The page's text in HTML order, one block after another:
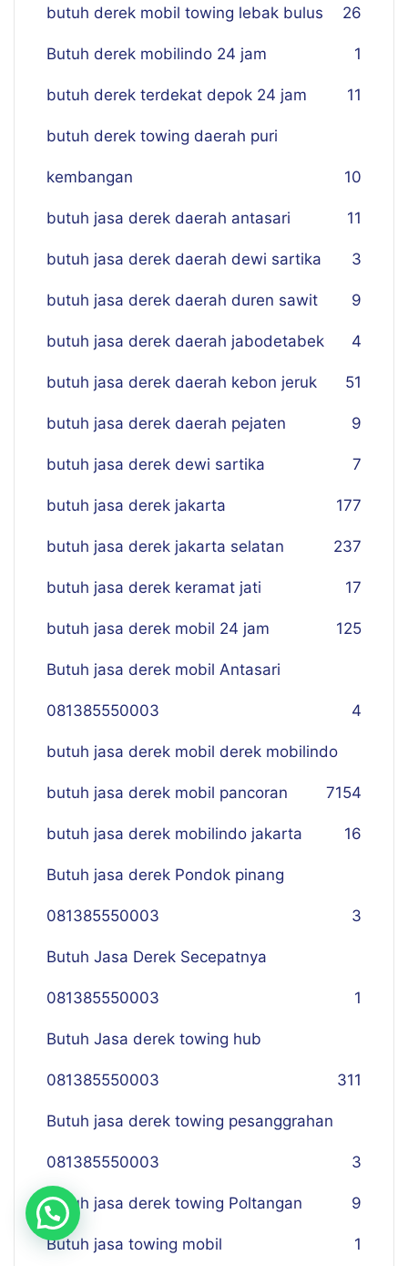
butuh derek mobil towing lebak bulus 26
Butuh derek mobilindo 24 jam 1
butuh derek terdekat depok 24 jam 11
butuh derek towing daerah puri
kembangan 10
butuh jasa derek daerah antasari 11
butuh jasa derek daerah dewi sartika 3
butuh jasa derek daerah duren sawit 9
butuh jasa derek daerah jabodetabek 4
butuh jasa derek daerah kebon jeruk 51
butuh jasa derek daerah pejaten 9
butuh jasa derek dewi sartika 7
butuh jasa derek jakarta 177
butuh jasa derek jakarta selatan 237
butuh jasa derek keramat jati 17
butuh jasa derek mobil 24 jam 125
Butuh jasa derek mobil Antasari
081385550003 4
butuh jasa derek mobil derek mobilindo
154
butuh jasa derek mobil pancoran 7
butuh jasa derek mobilindo jakarta 16
Butuh jasa derek Pondok pinang
081385550003 3
Butuh Jasa Derek Secepatnya
081385550003 1
Butuh Jasa derek towing hub
081385550003 311
Butuh jasa derek towing pesanggrahan
081385550003 3
Butuh jasa derek towing Poltangan 9
Butuh jasa towing mobil 1